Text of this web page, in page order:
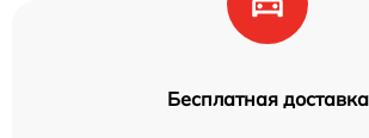
Бесплатная доставка